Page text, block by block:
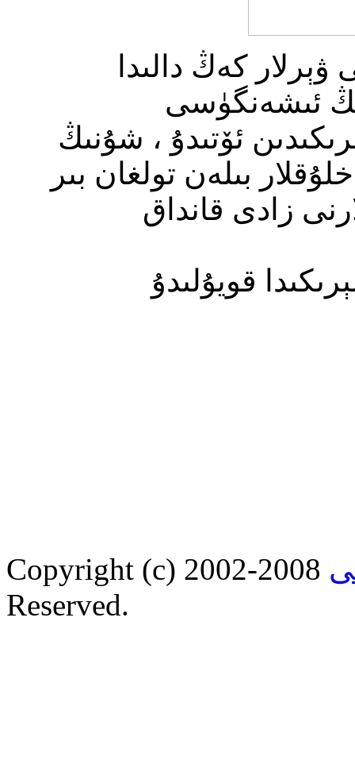
كەڭ دالىدا
ئىشەنگۈسى
ئۆتىدۇ ، شۇنىڭ
بىلەن تولغان بىر
زادى قانداق
Copyright (c) 2002-2008
Reserved.